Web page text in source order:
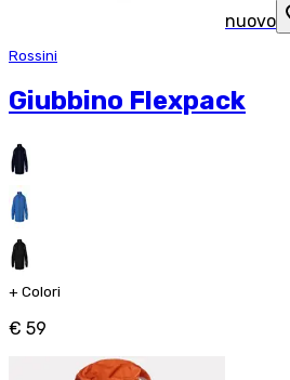
nuovo
Rossini
Giubbino Flexpack
+ Colori
€ 59